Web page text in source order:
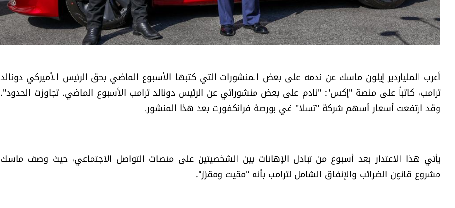
أعرب الملياردير إيلون ماسك عن ندمه على بعض المنشورات التي كتبها الأسبوع الماضي بحق الرئيس الأميركي دونالد
ترامب، كاتباً على منصة "إكس": "نادم على بعض منشوراتي عن الرئيس دونالد ترامب الأسبوع الماضي. تجاوزت الحدود".
وقد ارتفعت أسعار أسهم شركة "تسلا" في بورصة فرانكفورت بعد هذا المنشور.
يأتي هذا الاعتذار بعد أسبوع من تبادل الإهانات بين الشخصيتين على منصات التواصل الاجتماعي، حيث وصف ماسك
مشروع قانون الضرائب والإنفاق الشامل لترامب بأنه "مقيت ومقزز".